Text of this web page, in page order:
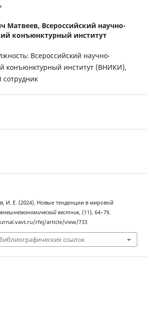
Матвеев, Всероссийский научно-
конъюнктурный институт
Всероссийский научно-
конъюнктурный институт (ВНИКИ),
И. Е. (2024). Новые тенденции в мировой
внешнеэкономический вестник, (11), 64–79.
rfej/article/view/733
ссылок